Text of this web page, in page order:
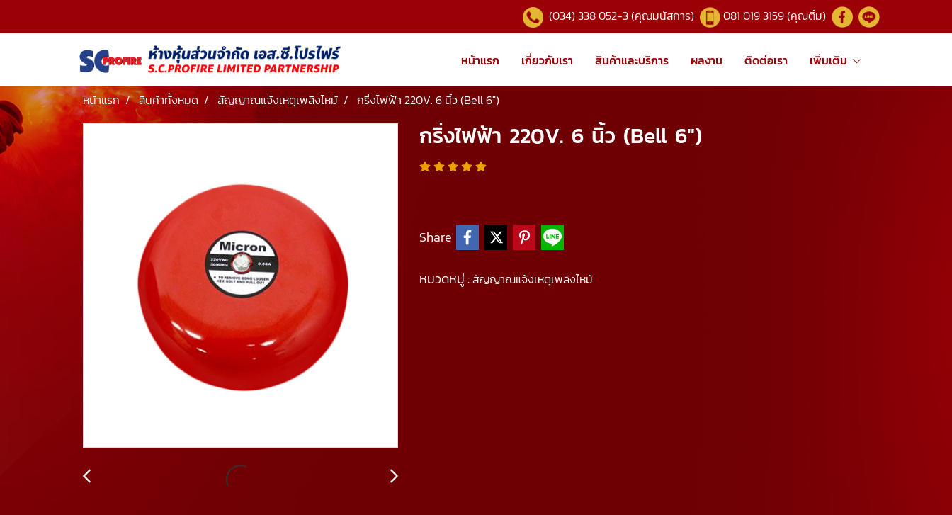
(034) 338 052-3 (คุณมนัสการ) 081 019 3159 (คุณติ๋ม)
หน้าแรก เกี่ยวกับเรา สินค้าและบริการ ผลงาน ติดต่อเรา เพิ่มเติม
หน้าแรก สินค้าทั้งหมด สัญญาณแจ้งเหตุเพลิงไหม้ กริ่งไฟฟ้า 220V. 6 นิ้ว (Bell 6")
กริ่งไฟฟ้า 220V. 6 นิ้ว (Bell 6")
Share
หมวดหมู่ :สัญญาณแจ้งเหตุเพลิงไหม้